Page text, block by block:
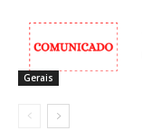
Gerais